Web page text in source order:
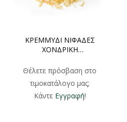
ΚΡΕΜΜΥΔΙ ΝΙΦΑΔΕΣ
ΧΟΝΔΡΙΚΗ
Θέλετε πρόσβαση στο
τιμοκατάλογο μας;
Κάντε Εγγραφή!